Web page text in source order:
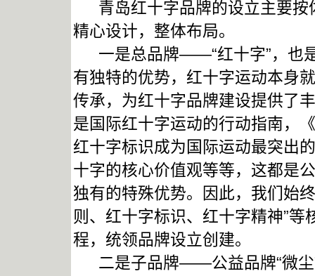
青岛红十字品牌的设立主要按
精心设计，整体布局。
一是总品牌——“红十字”，也是
有独特的优势，红十字运动本身
传承，为红十字品牌建设提供了
是国际红十字运动的行动指南，
红十字标识成为国际运动最突出
十字的核心价值观等等，这都是
独有的特殊优势。因此，我们始
则、红十字标识、红十字精神”
程，统领品牌设立创建。
二是子品牌——公益品牌“微尘”